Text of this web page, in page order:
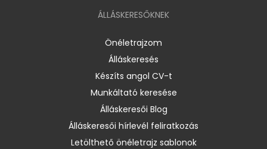
ÁLLÁSKERESŐKNEK
Önéletrajzom
Álláskeresés
Készíts angol CV-t
Munkáltató keresése
Álláskeresői Blog
Álláskeresői hírlevél feliratkozás
Letölthető önéletrajz sablonok